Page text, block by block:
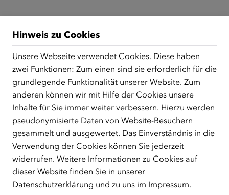
ÜBER UNS
Der Österreichische Integrationsfonds (ÖIF) ist ein Fonds der
Republik Österreich, der Flüchtlinge, subsidiär
Schutzberechtigte, Vertriebene sowie Zuwander/innen als
zentrale Anlaufstelle bei der Integration in Österreich
unterstützt.mehr
FacebookYouTubeInstagramLinkedIn
Über den ÖIF
Hinweis zu Cookies
Unsere Webseite verwendet Cookies. Diese haben
zwei Funktionen: Zum einen sind sie erforderlich für die
grundlegende Funktionalität unserer Website. Zum
anderen können wir mit Hilfe der Cookies unsere
Inhalte für Sie immer weiter verbessern. Hierzu werden
pseudonymisierte Daten von Website-Besuchern
gesammelt und ausgewertet. Das Einverständnis in die
Verwendung der Cookies können Sie jederzeit
widerrufen. Weitere Informationen zu Cookies auf
dieser Website finden Sie in unserer
Datenschutzerklärung und zu uns im Impressum.